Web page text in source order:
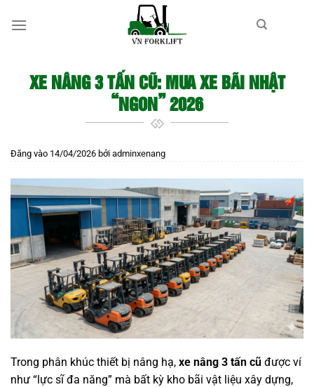
qua
XE NÂNG 3 TẤN CŨ: MUA XE BÃI NHẬT
“NGON” 2026
Đăng vào 14/04/2026 bởi adminxenang
Trong phân khúc thiết bị nâng hạ, xe nâng 3 tấn cũ được ví
như “lực sĩ đa năng” mà bất kỳ kho bãi vật liệu xây dựng,